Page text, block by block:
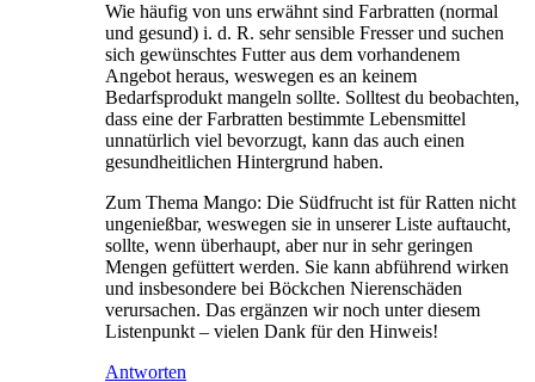
Wie häufig von uns erwähnt sind Farbratten (normal
und gesund) i. d. R. sehr sensible Fresser und suchen
sich gewünschtes Futter aus dem vorhandenem
Angebot heraus, weswegen es an keinem
Bedarfsprodukt mangeln sollte. Solltest du beobachten,
dass eine der Farbratten bestimmte Lebensmittel
unnatürlich viel bevorzugt, kann das auch einen
gesundheitlichen Hintergrund haben.
Zum Thema Mango: Die Südfrucht ist für Ratten nicht
ungenießbar, weswegen sie in unserer Liste auftaucht,
sollte, wenn überhaupt, aber nur in sehr geringen
Mengen gefüttert werden. Sie kann abführend wirken
und insbesondere bei Böckchen Nierenschäden
verursachen. Das ergänzen wir noch unter diesem
Listenpunkt – vielen Dank für den Hinweis!
Antworten